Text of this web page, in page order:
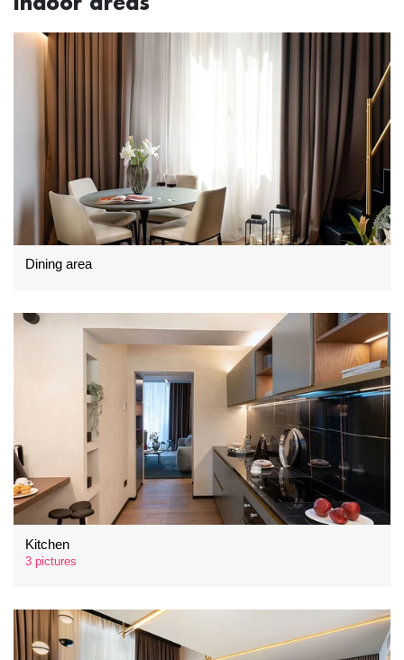
Dining area
Kitchen
3 pictures